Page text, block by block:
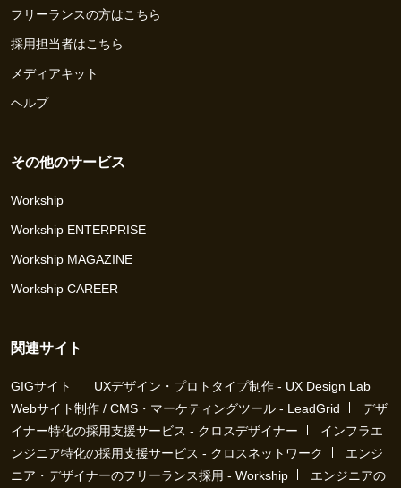
フリーランスの方はこちら
採用担当者はこちら
メディアキット
ヘルプ
その他のサービス
Workship
Workship ENTERPRISE
Workship MAGAZINE
Workship CAREER
関連サイト
GIGサイト
UXデザイン・プロトタイプ制作 - UX Design Lab
Webサイト制作 / CMS・マーケティングツール - LeadGrid
デザ
イナー特化の採用支援サービス - クロスデザイナー
インフラエ
ンジニア特化の採用支援サービス - クロスネットワーク
エンジ
ニア・デザイナーのフリーランス採用 - Workship
エンジニアの